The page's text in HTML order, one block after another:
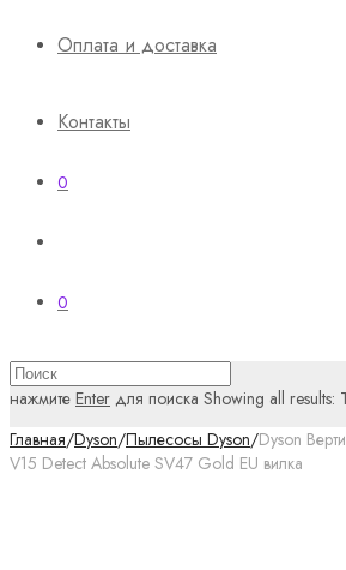
Оплата и доставка
Контакты
0
0
нажмите Enter для поиска Showing all results:
Главная/Dyson/Пылесосы Dyson/Dyson
V15 Detect Absolute SV47 Gold EU вилка